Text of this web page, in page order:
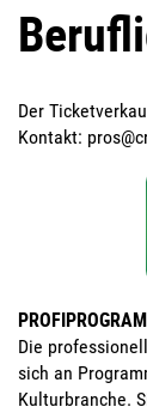
Der
Kontakt:
Die
sich an
Kulturbranche.